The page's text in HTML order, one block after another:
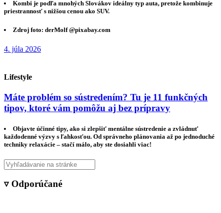
Kombi je podľa mnohých Slovákov ideálny typ auta, pretože kombinuje
priestrannosť s nižšou cenou ako SUV.
Zdroj foto: derMolf @pixabay.com
4. júla 2026
Lifestyle
Máte problém so sústredením? Tu je 11 funkčných
tipov, ktoré vám pomôžu aj bez prípravy
Objavte účinné tipy, ako si zlepšiť mentálne sústredenie a zvládnuť
každodenné výzvy s ľahkosťou. Od správneho plánovania až po jednoduché
techniky relaxácie – stačí málo, aby ste dosiahli viac!
▿ Odporúčané